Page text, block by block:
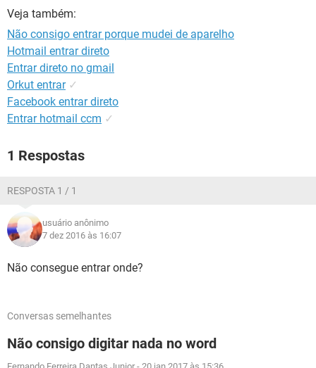
Veja também:
Não consigo entrar porque mudei de aparelho
Hotmail entrar direto
Entrar direto no gmail
Orkut entrar ✓
Facebook entrar direto
Entrar hotmail ccm ✓
1 Respostas
RESPOSTA 1 / 1
usuário anônimo
7 dez 2016 às 16:07
Não consegue entrar onde?
Conversas semelhantes
Não consigo digitar nada no word